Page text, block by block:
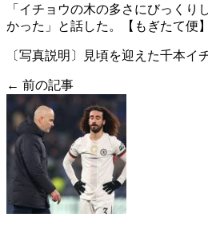
「イチョウの木の多さにびっくり
かった」と話した。【もぎたて便】
〔写真説明〕見頃を迎えた千本イ
← 前の記事